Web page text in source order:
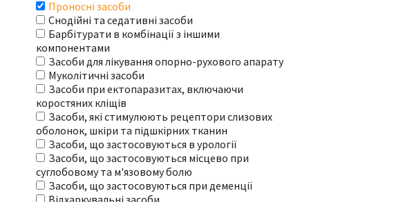
Проносні засоби
Снодійні та седативні засоби
Барбітурати в комбінації з іншими
компонентами
Засоби для лікування опорно-рухового апарату
Муколітичні засоби
Засоби при ектопаразитах, включаючи
коростяних кліщів
Засоби, які стимулюють рецептори слизових
оболонок, шкіри та підшкірних тканин
Засоби, що застосовуються в урології
Засоби, що застосовуються місцево при
суглобовому та м'язовому болю
Засоби, що застосовуються при деменції
Відхаркувальні засоби